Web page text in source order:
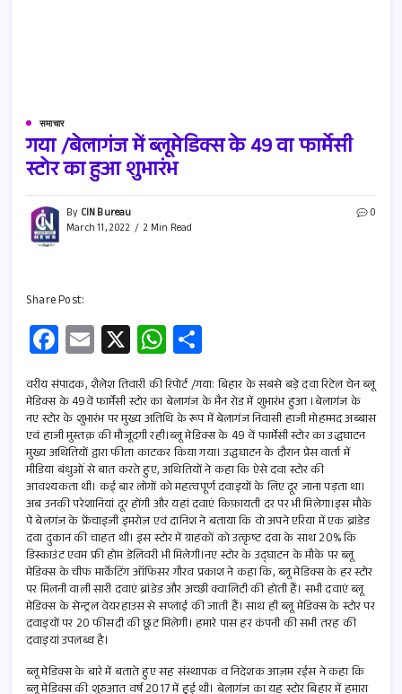
समाचार
गया /बेलागंज में ब्लूमेडिक्स के 49 वा फार्मेसी
स्टोर का हुआ शुभारंभ
By CIN Bureau
March 11, 2022
2 Min Read
0
Share Post:
Fa
ce
b
o
o
k
E
m
ail
X W
h
at
s
A
p
p
h
ar
e
वरीय संपादक, शैलेश तिवारी की रिपोर्ट /गया: बिहार के सबसे बड़े दवा रिटेल चेन ब्लू
मेडिक्स के 49वें फार्मेसी स्टोर का बेलागंज के मैन रोड में शुभारंभ हुआ ।बेलागंज के
नए स्टोर के शुभारंभ पर मुख्य अतिथि के रूप में बेलागंज निवासी हाजी मोहम्मद अब्बास
एवं हाजी मुस्तक़ की मौजूदगी रही।ब्लू मेडिक्स के 49 वें फार्मेसी स्टोर का उद्धघाटन
मुख्य अथितियों द्वारा फीता काटकर किया गया। उद्धघाटन के दौरान प्रेस वार्ता में
मीडिया बंधुओं से बात करते हुए, अथितियों ने कहा कि ऐसे दवा स्टोर की
आवश्यकता थी। कई बार लोगों को महत्वपूर्ण दवाइयों के लिए दूर जाना पड़ता था।
अब उनकी परेशानियां दूर होंगी और यहां दवाएं किफ़ायती दर पर भी मिलेगा।इस मौके
पे बेलगंज के फ्रेंचाइजी इमरोज़ एवं दानिश ने बताया कि वो अपने एरिया में एक ब्रांडेड
दवा दुकान की चाहत थी। इस स्टोर में ग्राहकों को उत्कृष्ट दवा के साथ 20% कि
डिस्काउंट एवम फ्री होम डेलिवरी भी मिलेगी।नए स्टोर के उद्घाटन के मौके पर ब्लू
मेडिक्स के चीफ मार्केटिंग ऑफिसर गौरव प्रकाश ने कहा कि, ब्लू मेडिक्स के हर स्टोर
पर मिलनी वाली सारी दवाएं ब्रांडेड और अच्छी क्वालिटी की होती हैं। सभी दवाएं ब्लू
मेडिक्स के सेन्ट्रल वेयरहाउस से सप्लाई की जाती हैं। साथ ही ब्लू मेडिक्स के स्टोर पर
दवाइयों पर 20 फीसदी की छूट मिलेगी। हमारे पास हर कंपनी की सभी तरह की
दवाइयां उपलब्ध है।
ब्लू मेडिक्स के बारे में बताते हुए सह संस्थापक व निदेशक आज़म रईस ने कहा कि